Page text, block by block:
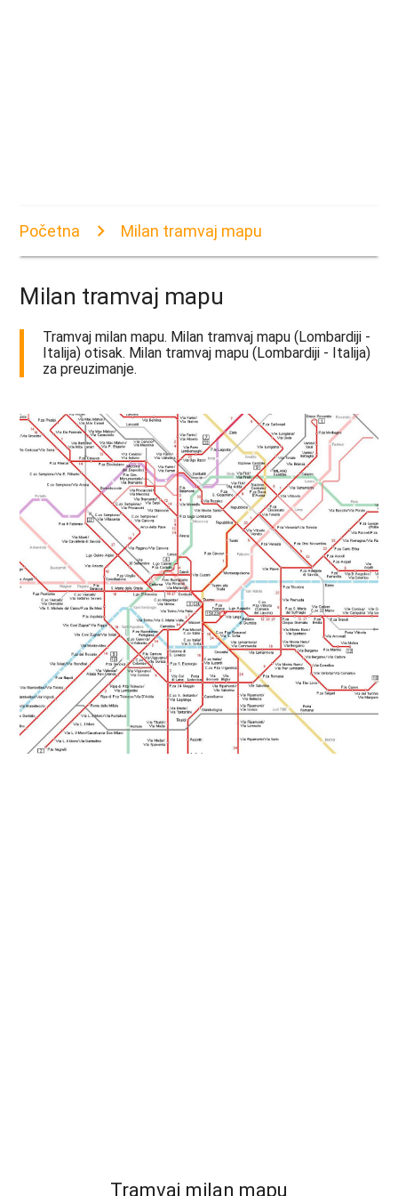
Početna Milan tramvaj mapu
Milan tramvaj mapu
Tramvaj milan mapu. Milan tramvaj mapu (Lombardiji -
Italija) otisak. Milan tramvaj mapu (Lombardiji - Italija)
za preuzimanje.
Tramvaj milan mapu